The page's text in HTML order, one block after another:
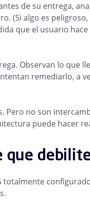
de su entrega,
(Si algo es
que el usuario
Observan lo que
remediarlo, a
Pero no son
puede hacer
debilite
totalmente